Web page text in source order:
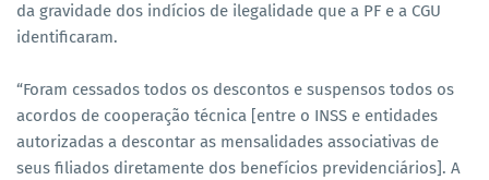
da gravidade dos indícios de ilegalidade que a PF e a CGU
identificaram.
“Foram cessados todos os descontos e suspensos todos os
acordos de cooperação técnica [entre o INSS e entidades
autorizadas a descontar as mensalidades associativas de
seus filiados diretamente dos benefícios previdenciários]. A